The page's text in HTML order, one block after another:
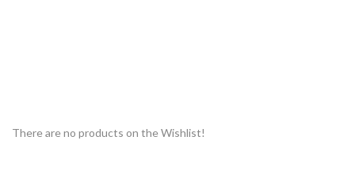
There are no products on the Wishlist!